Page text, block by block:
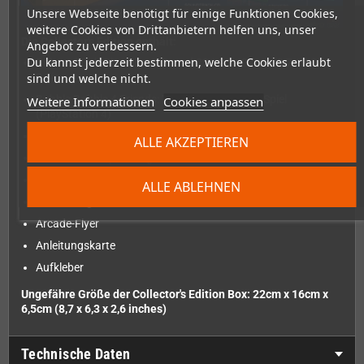
Unsere Webseite benötigt für einige Funktionen Cookies,
weitere Cookies von Drittanbietern helfen uns, unser
Angebot zu verbessern.
Du kannst jederzeit bestimmen, welche Cookies erlaubt
sind und welche nicht.
Weitere Informationen Cookies anpassen
ALLE ABLEHNEN
ALLE AKZEPTIEREN
Die Collector's Edition enthält:
Bub und Bob Plushie mit Sound 22 * 21 * 21 cm/8,7 * 8,3 *
8,3in
Bubble Bobble 4 Friends: The Baron is Back! - Spiel
(PlayStation 4)
Hardcover CE Box mit Magnetverschluss
Original Soundtrack CD mit Booklet
Arcade-Flyer
Anleitungskarte
Aufkleber
Ungefähre Größe der Collector's Edition Box: 22cm x 16cm x
6,5cm (8,7 x 6,3 x 2,6 inches)
Technische Daten